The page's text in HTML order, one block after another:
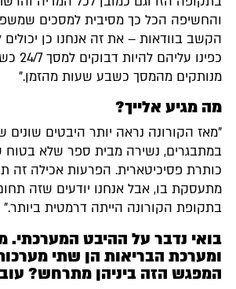
והחשיפה הכל כך מסיבית למסכים
הקשב בוודאות – את זה אנחנו כן יכולים
כפינו
מנותקים מהמסך כשבע שעות מהזמן."
מה מגיע אלייך?
"מאז הקורונה נראה יותר היבטים שונים
במתבגרים, נשירה מבית ספר שלא בטוח
כותרת פסיכיטארית. הפרעות אכילה זה
מתעסקת בו, אבל אנחנו יודעים שזה
בתקופת הקורונה הייתה דרמטית ביותר."
בואי נדבר על ההיבט המערכתי.
ומערכת הבריאות הן שתי
המפגש הזה ביניהן מתרחש?